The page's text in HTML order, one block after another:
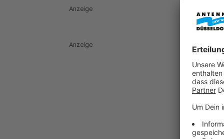
Anzeige
Anzeige